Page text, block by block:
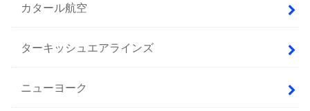
カタール航空
ターキッシュエアラインズ
ニューヨーク